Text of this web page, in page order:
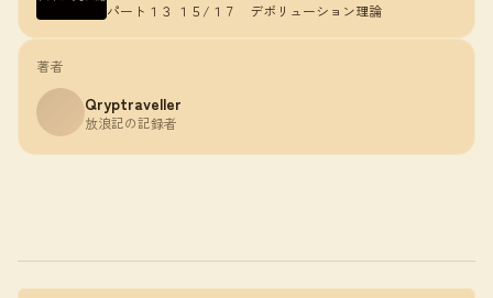
パート１３ １５/１７ デボリューション理論
著者
Qryptraveller
放浪記の記録者